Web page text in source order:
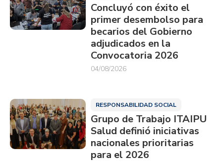
Concluyó con éxito el
primer desembolso para
becarios del Gobierno
adjudicados en la
Convocatoria 2026
04/08/2026
RESPONSABILIDAD SOCIAL
Grupo de Trabajo ITAIPU
Salud definió iniciativas
nacionales prioritarias
para el 2026